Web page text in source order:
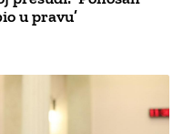
u pravu’